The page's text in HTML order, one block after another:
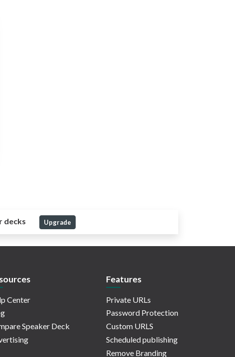
decks Upgrade
Center
Speaker Deck
Features
Private URLs
Password Protection
Custom URLS
Scheduled publishing
Remove Branding